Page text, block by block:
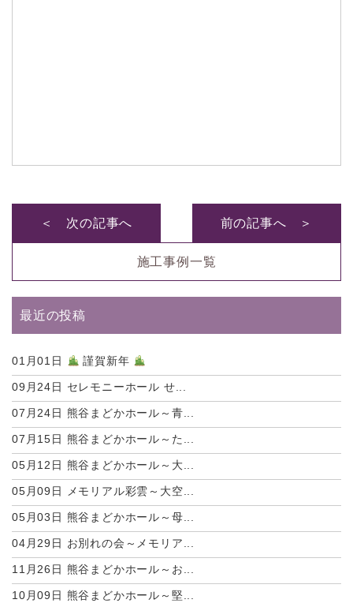
＜ 次の記事へ
施工事例一覧
前の記事へ ＞
最近の投稿
01月01日 謹賀新年
09月24日 セレモニーホール せ...
07月24日 熊谷まどかホール～青...
07月15日 熊谷まどかホール～た...
05月12日 熊谷まどかホール～大...
05月09日 メモリアル彩雲～大空...
05月03日 熊谷まどかホール～母...
04月29日 お別れの会～メモリア...
11月26日 熊谷まどかホール～お...
10月09日 熊谷まどかホール～堅...